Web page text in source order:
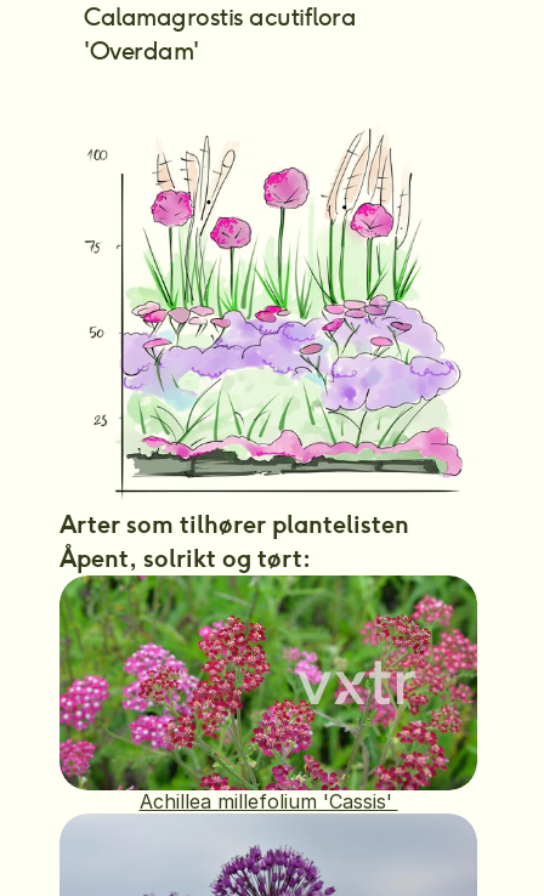
Calamagrostis acutiflora
'Overdam'
Arter som tilhører plantelisten
Åpent, solrikt og tørt:
Achillea millefolium 'Cassis'